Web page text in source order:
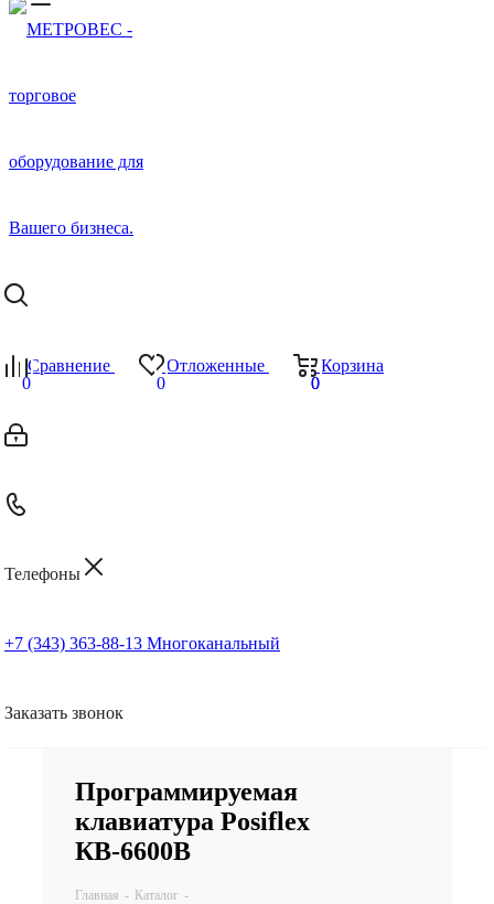
Сравнение
0
Отложенные
0
Корзина
0
0
Телефоны
+7 (343) 363-88-13 Многоканальный
Заказать звонок
Программируемая
клавиатура Posiflex
КВ-6600B
Главная - Каталог -